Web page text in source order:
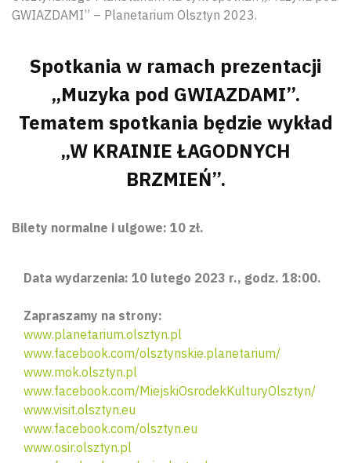
GWIAZDAMI” – Planetarium Olsztyn 2023.
Spotkania w ramach prezentacji
„Muzyka pod GWIAZDAMI”.
Tematem spotkania będzie wykład
„W KRAINIE ŁAGODNYCH
BRZMIEŃ”.
Bilety normalne i ulgowe: 10 zł.
Data wydarzenia: 10 lutego 2023 r., godz. 18:00.
Zapraszamy na strony:
www.planetarium.olsztyn.pl
www.facebook.com/olsztynskie.planetarium/
www.mok.olsztyn.pl
www.facebook.com/MiejskiOsrodekKulturyOlsztyn/
www.visit.olsztyn.eu
www.facebook.com/olsztyn.eu
www.osir.olsztyn.pl